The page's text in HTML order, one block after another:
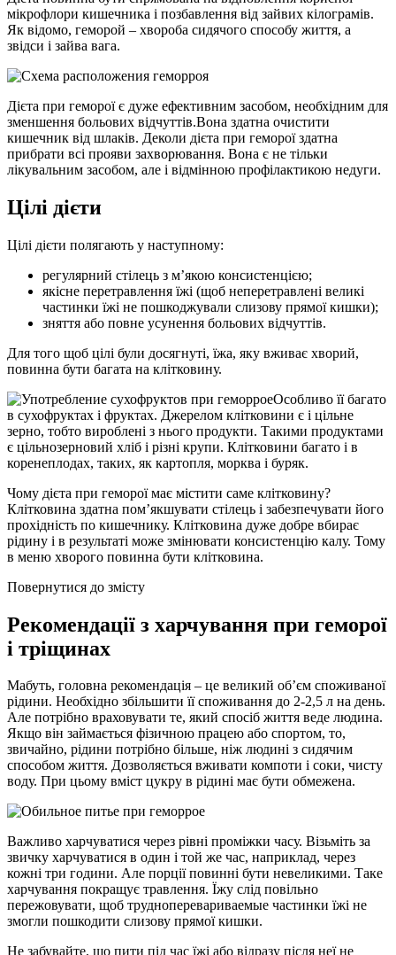
мікрофлори кишечника і позбавлення від зайвих кілограмів.
Як відомо, геморой – хвороба сидячого способу життя, а
звідси і зайва вага.
Дієта при геморої є дуже ефективним засобом, необхідним для
зменшення больових відчуттів.Вона здатна очистити
кишечник від шлаків. Деколи дієта при геморої здатна
прибрати всі прояви захворювання. Вона є не тільки
лікувальним засобом, але і відмінною профілактикою недуги.
Цілі дієти
Цілі дієти полягають у наступному:
регулярний стілець з м’якою консистенцією;
якісне перетравлення їжі (щоб неперетравлені великі
частинки їжі не пошкоджували слизову прямої кишки);
зняття або повне усунення больових відчуттів.
Для того щоб цілі були досягнуті, їжа, яку вживає хворий,
повинна бути багата на клітковину.
Особливо її багато
в сухофруктах і фруктах. Джерелом клітковини є і цільне
зерно, тобто вироблені з нього продукти. Такими продуктами
є цільнозерновий хліб і різні крупи. Клітковини багато і в
коренеплодах, таких, як картопля, морква і буряк.
Чому дієта при геморої має містити саме клітковину?
Клітковина здатна пом’якшувати стілець і забезпечувати його
прохідність по кишечнику. Клітковина дуже добре вбирає
рідину і в результаті може змінювати консистенцію калу. Тому
в меню хворого повинна бути клітковина.
Повернутися до змісту
Рекомендації з харчування при геморої
і тріщинах
Мабуть, головна рекомендація – це великий об’єм споживаної
рідини. Необхідно збільшити її споживання до 2-2,5 л на день.
Але потрібно враховувати те, який спосіб життя веде людина.
Якщо він займається фізичною працею або спортом, то,
звичайно, рідини потрібно більше, ніж людині з сидячим
способом життя. Дозволяється вживати компоти і соки, чисту
воду. При цьому вміст цукру в рідині має бути обмежена.
Важливо харчуватися через рівні проміжки часу. Візьміть за
звичку харчуватися в один і той же час, наприклад, через
кожні три години. Але порції повинні бути невеликими. Таке
харчування покращує травлення. Їжу слід повільно
пережовувати, щоб трудноперевариваемые частинки їжі не
змогли пошкодити слизову прямої кишки.
Не забувайте, що пити під час їжі або відразу після неї не